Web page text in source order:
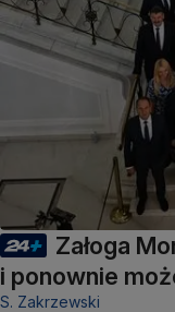
Załoga
i ponownie
S. Zakrzewski